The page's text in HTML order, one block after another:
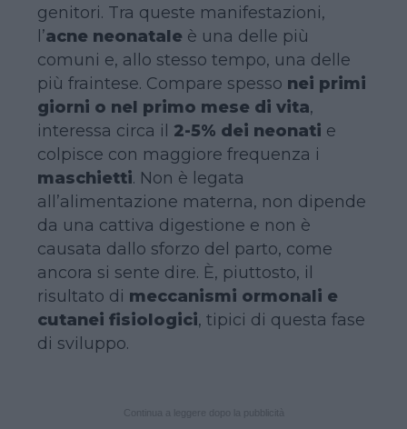
genitori. Tra queste manifestazioni,
l’acne neonatale è una delle più
comuni e, allo stesso tempo, una delle
più fraintese. Compare spesso nei primi
giorni o nel primo mese di vita,
interessa circa il 2-5% dei neonati e
colpisce con maggiore frequenza i
maschietti. Non è legata
all’alimentazione materna, non dipende
da una cattiva digestione e non è
causata dallo sforzo del parto, come
ancora si sente dire. È, piuttosto, il
risultato di meccanismi ormonali e
cutanei fisiologici, tipici di questa fase
di sviluppo.